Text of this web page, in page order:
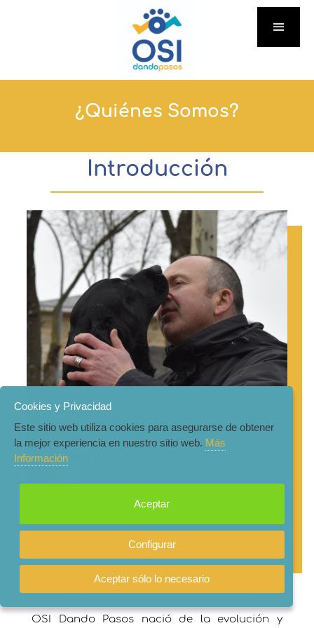
¿Quiénes Somos?
Introducción
Historia de OSI Dando Pasos
OSI Dando Pasos nació de la evolución y
Cookies y Privacidad
Este sitio web utiliza cookies para asegurarse de obtener
la mejor experiencia en nuestro sitio web. Más
Información
Aceptar
Configurar
Aceptar sólo lo necesario